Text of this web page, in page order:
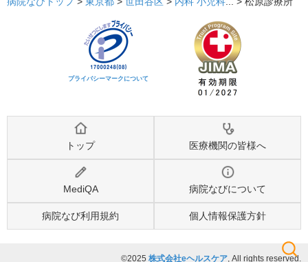
プライバシーマークについて
トップ 医療機関の皆様へ
MediQA 病院なびについて
病院なび利用規約 個人情報保護方針
©2025 株式会社eヘルスケア , All rights reserved.